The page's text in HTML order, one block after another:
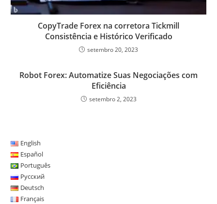
CopyTrade Forex na corretora Tickmill
Consistência e Histórico Verificado
setembro 20, 2023
Robot Forex: Automatize Suas Negociações com
Eficiência
setembro 2, 2023
English
Español
Português
Русский
Deutsch
Français